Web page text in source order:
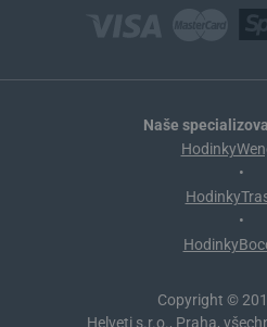
Naše
•
•
Copyright ©
Helveti s.r.o., Praha,